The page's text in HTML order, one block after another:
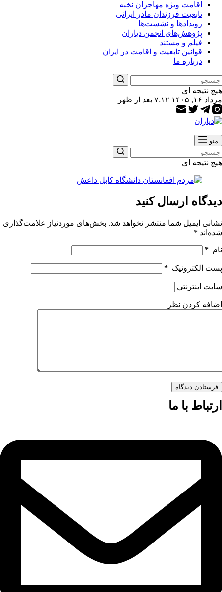
اقامت ویژه مهاجران نخبه
تابعیت فرزندان مادر ایرانی
رویدادها و نشست‌ها
پژوهش‌های انجمن دیاران
فیلم و مستند
قوانین تابعیت و اقامت در ایران
درباره ما
هیچ نتیجه ای
مرداد ۱۶, ۱۴۰۵ ۷:۱۲ بعد از ظهر
منو
هیچ نتیجه ای
دیدگاه ارسال کنید
نشانی ایمیل شما منتشر نخواهد شد. بخش‌های موردنیاز علامت‌گذاری
شده‌اند *
نام *
پست الکترونیک *
سایت اینترنتی
اضافه کردن نظر
فرستادن دیدگاه
ارتباط با ما